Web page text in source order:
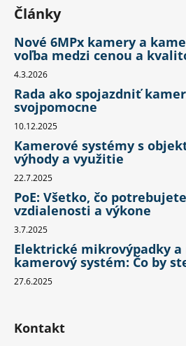
Články
Nové 6MPx kamery a
voľba medzi cenou a
4.3.2026
Rada ako spojazdniť
svojpomocne
10.12.2025
Kamerové systémy s
výhody a využitie
22.7.2025
PoE: Všetko, čo
vzdialenosti a výkone
3.7.2025
Elektrické mikrovýpadky a
kamerový systém: Čo by
27.6.2025
Kontakt